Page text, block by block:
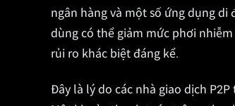
ngân hàng và một số ứng dụng
dùng có thể giảm mức phơi
rủi ro khác biệt đáng kể.
Đây là lý do các nhà giao dịch